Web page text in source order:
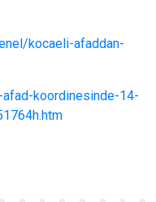
kocaeli-afaddan-
koordinesinde-14-